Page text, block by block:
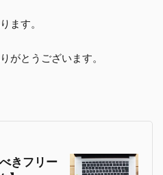
ます。
がとうございます。
きフリー